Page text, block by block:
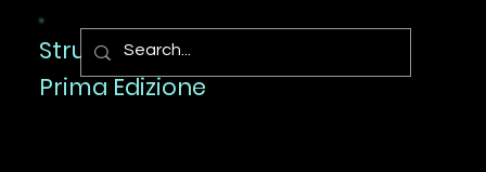
Structure Deck 2
Prima Edizione